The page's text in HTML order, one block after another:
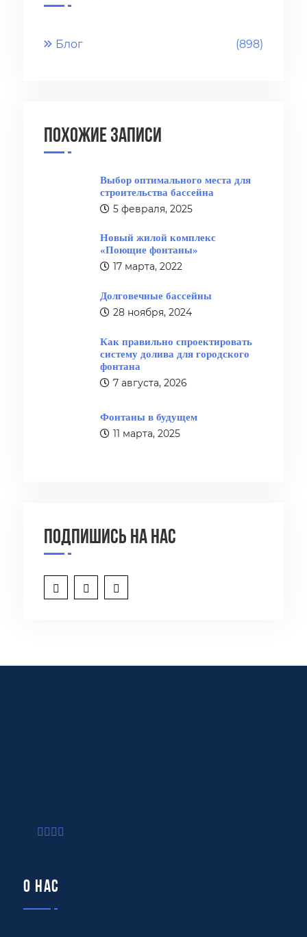
Блог (898)
Похожие записи
Выбор оптимального места для
строительства бассейна
5 февраля, 2025
Новый жилой комплекс
«Поющие фонтаны»
17 марта, 2022
Долговечные бассейны
28 ноября, 2024
Как правильно спроектировать
систему долива для городского
фонтана
7 августа, 2026
Фонтаны в будущем
11 марта, 2025
Подпишись на нас
О нас